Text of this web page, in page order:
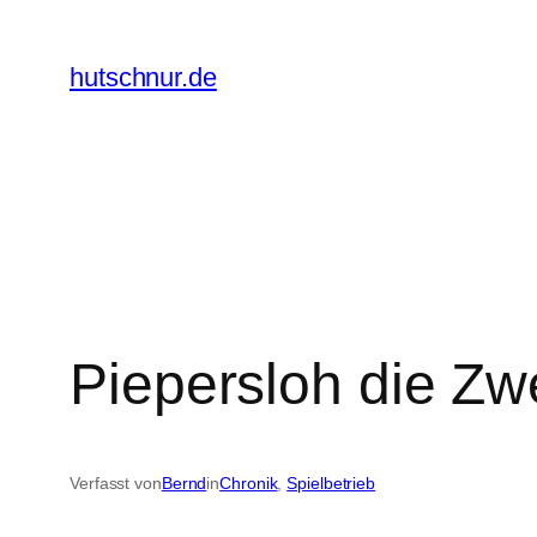
Inhalt
springen
hutschnur.de
Piepersloh die
Verfasst vonBerndinChronik, Spielbetrieb